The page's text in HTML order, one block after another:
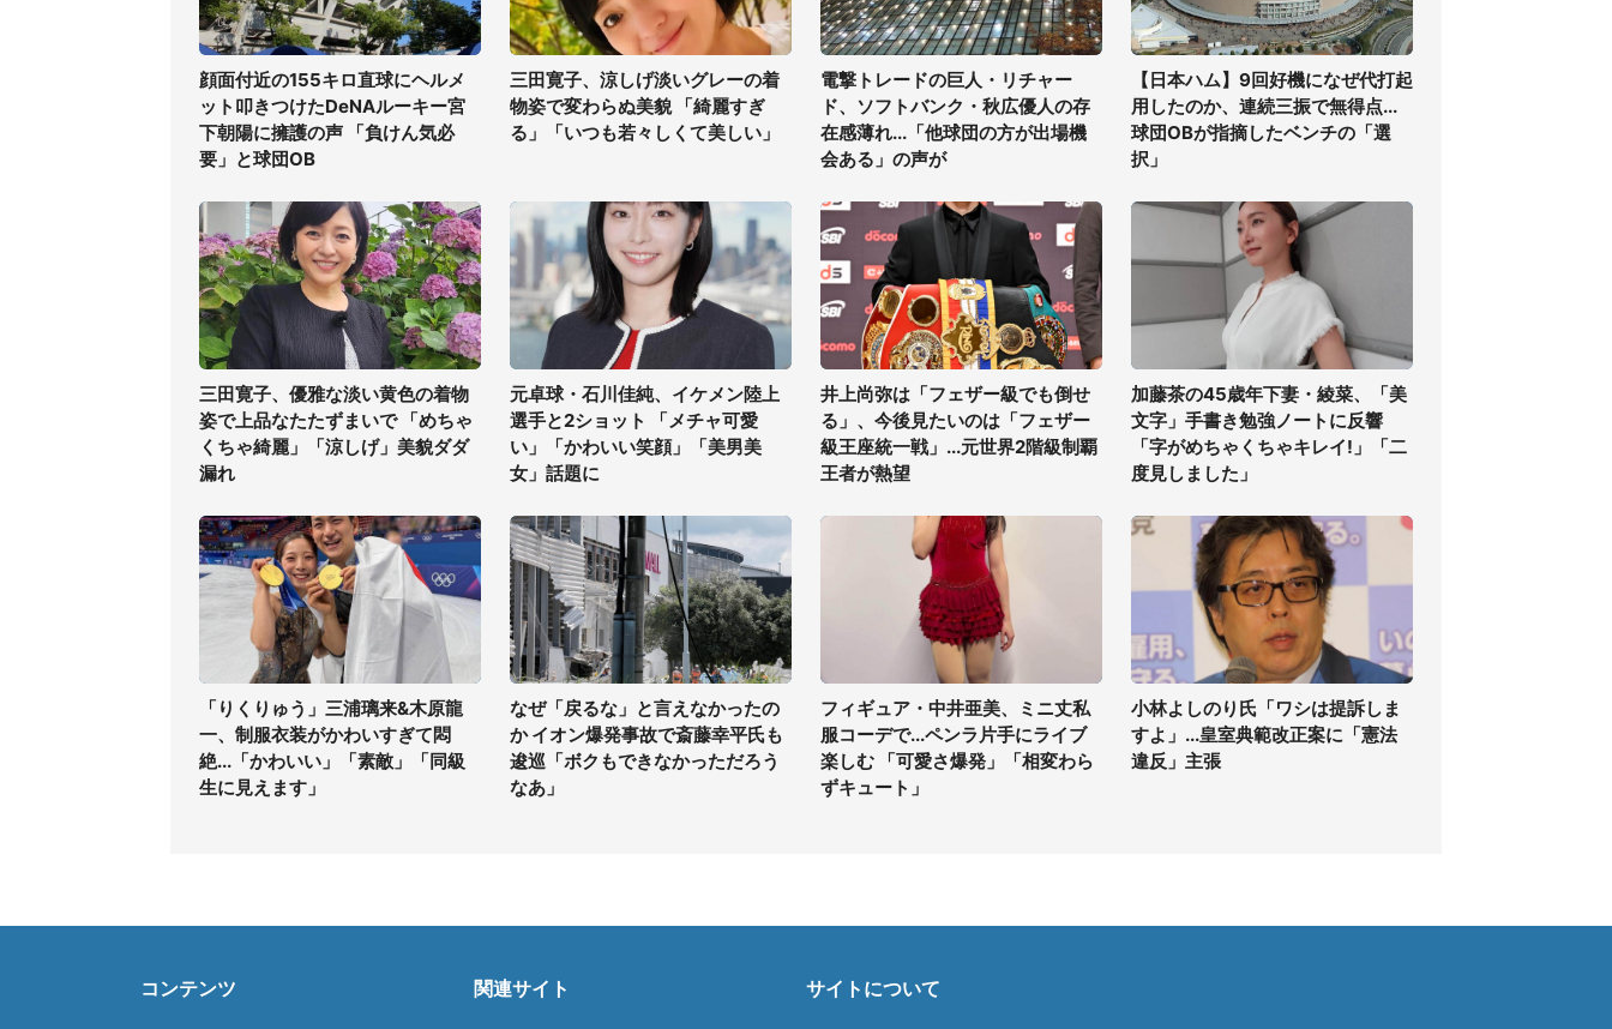
顔面付近の155キロ直球にヘルメ
ット叩きつけたDeNAルーキー宮
下朝陽に擁護の声 「負けん気必
要」と球団OB
三田寛子、涼しげ淡いグレーの着
物姿で変わらぬ美貌 「綺麗すぎ
る」「いつも若々しくて美しい」
電撃トレードの巨人・リチャー
ド、ソフトバンク・秋広優人の存
在感薄れ...「他球団の方が出場機
会ある」の声が
【日本ハム】9回好機になぜ代打起
用したのか、連続三振で無得点...
球団OBが指摘したベンチの「選
択」
三田寛子、優雅な淡い黄色の着物
姿で上品なたたずまいで 「めちゃ
くちゃ綺麗」「涼しげ」美貌ダダ
漏れ
元卓球・石川佳純、イケメン陸上
選手と2ショット 「メチャ可愛
い」「かわいい笑顔」「美男美
女」話題に
井上尚弥は「フェザー級でも倒せ
る」、今後見たいのは「フェザー
級王座統一戦」...元世界2階級制覇
王者が熱望
加藤茶の45歳年下妻・綾菜、「美
文字」手書き勉強ノートに反響
「字がめちゃくちゃキレイ!」「二
度見しました」
「りくりゅう」三浦璃来&木原龍
一、制服衣装がかわいすぎて悶
絶...「かわいい」「素敵」「同級
生に見えます」
なぜ「戻るな」と言えなかったの
か イオン爆発事故で斎藤幸平氏も
逡巡「ボクもできなかっただろう
なあ」
フィギュア・中井亜美、ミニ丈私
服コーデで...ペンラ片手にライブ
楽しむ 「可愛さ爆発」「相変わら
ずキュート」
小林よしのり氏「ワシは提訴しま
すよ」...皇室典範改正案に「憲法
違反」主張
コンテンツ 関連サイト サイトについて